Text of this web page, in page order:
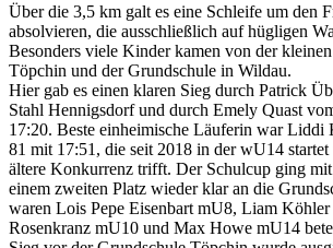
Über die 3,5 km galt es eine Schleife um den
absolvieren, die ausschließlich auf hügligen
Besonders viele Kinder kamen von der
Töpchin und der Grundschule in Wildau.
Hier gab es einen klaren Sieg durch Patrick
Stahl Hennigsdorf und durch Emely Quast
17:20. Beste einheimische Läuferin war Liddi
81 mit 17:51, die seit 2018 in der wU14
ältere Konkurrenz trifft. Der Schulcup ging mit
einem zweiten Platz wieder klar an die
waren Lois Pepe Eisenbart mU8, Liam
Rosenkranz mU10 und Max Howe mU14